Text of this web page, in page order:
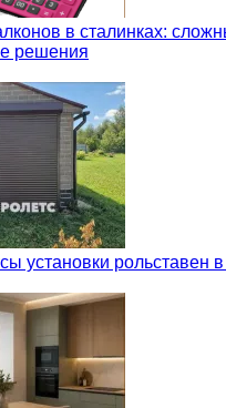
в сталинках:
решения
установки рольставен